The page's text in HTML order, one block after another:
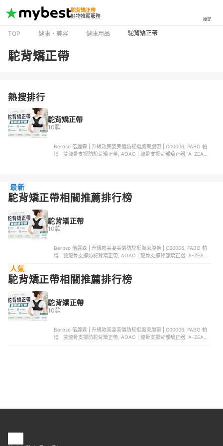
駝背矯正帶
好物推薦服務
搜尋
TOP 健康・美容 健康用品 駝背矯正帶
駝背矯正帶
熱搜排行
駝背矯正帶
10款
Beroso 倍麗森 | 升級款美姿美儀防駝挺胸束腹帶 | C00006, PABO 帕
博 | 雙龍骨支撐防駝背矯正帶, AOAO | 龍骨支撐背部矯正器, A-ZEAL |
最新
駝背矯正帶相關推薦排行榜
駝背矯正帶
10款
Beroso 倍麗森 | 升級款美姿美儀防駝挺胸束腹帶 | C00006, PABO 帕
博 | 雙龍骨支撐防駝背矯正帶, AOAO | 龍骨支撐背部矯正器, A-ZEAL |
人氣
駝背矯正帶相關推薦排行榜
駝背矯正帶
10款
Beroso 倍麗森 | 升級款美姿美儀防駝挺胸束腹帶 | C00006, PABO 帕
博 | 雙龍骨支撐防駝背矯正帶, AOAO | 龍骨支撐背部矯正器, A-ZEAL |